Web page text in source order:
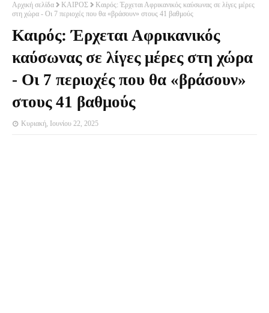
Αρχική σελίδα ΚΑΙΡΟΣ
Καιρός: Έρχεται Αφρικανικός καύσωνας σε λίγες μέρες
στη χώρα - Οι 7 περιοχές που θα «βράσουν» στους 41 βαθμούς
Καιρός: Έρχεται Αφρικανικός
καύσωνας σε λίγες μέρες στη χώρα
- Οι 7 περιοχές που θα «βράσουν»
στους 41 βαθμούς
Κυριακή, Ιουνίου 22, 2025